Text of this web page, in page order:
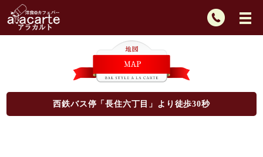
TEL：
西鉄バス停「長住六丁目」より徒歩30秒